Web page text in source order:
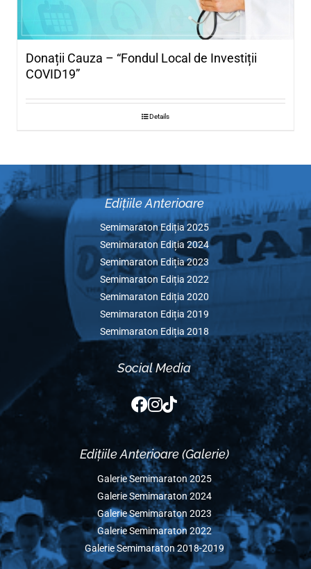
COVID19”
Details
Edițiile Anterioare
Semimaraton Ediția 2025
Semimaraton Ediția 2024
Semimaraton Ediția 2023
Semimaraton Ediția 2022
Semimaraton Ediția 2020
Semimaraton Ediția 2019
Semimaraton Ediția 2018
Social Media